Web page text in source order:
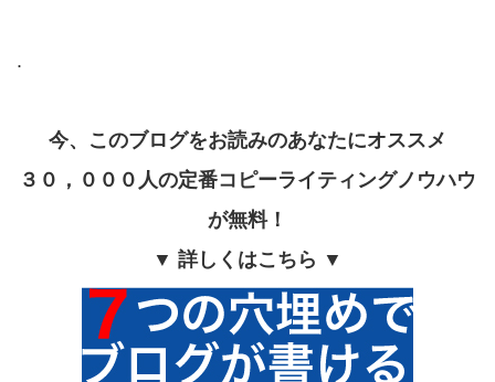
.
今、このブログをお読みのあなたにオススメ
３０，０００人の定番コピーライティングノウハウ
が無料！
▼ 詳しくはこちら ▼